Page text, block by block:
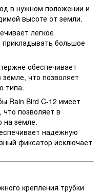
в нужном положении и
высоте от земли.
лёгкое
прикладывать большое
обеспечивает
что позволяет
типа.
Rain Bird C-12 имеет
позволяет в
на земле.
надежную
фиксатор исключает
крепления трубки